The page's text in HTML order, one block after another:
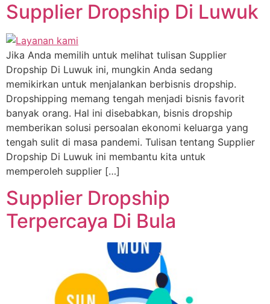
Supplier Dropship Di Luwuk
Jika Anda memilih untuk melihat tulisan Supplier
Dropship Di Luwuk ini, mungkin Anda sedang
memikirkan untuk menjalankan berbisnis dropship.
Dropshipping memang tengah menjadi bisnis favorit
banyak orang. Hal ini disebabkan, bisnis dropship
memberikan solusi persoalan ekonomi keluarga yang
tengah sulit di masa pandemi. Tulisan tentang Supplier
Dropship Di Luwuk ini membantu kita untuk
memperoleh supplier […]
Supplier Dropship
Terpercaya Di Bula